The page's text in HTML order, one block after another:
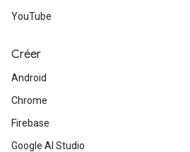
YouTube
Créer
Android
Chrome
Firebase
Google AI Studio